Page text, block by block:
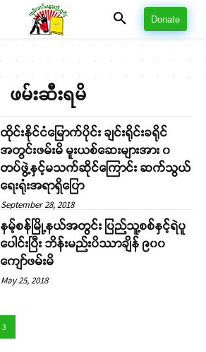
Donate
ဖမ်းဆီးရမိ
ထိုင်းနိုင်ငံမြောက်ပိုင်း ချင်းရိုင်းခရိုင်
အတွင်းဖမ်းမိ မူးယစ်ဆေးများအား ၀
တပ်ဖွဲ့နှင့်မသက်ဆိုင်ကြောင်း ဆက်သွယ်
ရေးရုံးအရာရှိပြော
September 28, 2018
နမ့်စန်မြို့နယ်အတွင်း ပြည်သူ့စစ်နှင့်ရဲပူ
ပေါင်းပြီး ဘိန်းမည်းပိဿာချိန် ၉၀၀
ကျော်ဖမ်းမိ
May 25, 2018
3